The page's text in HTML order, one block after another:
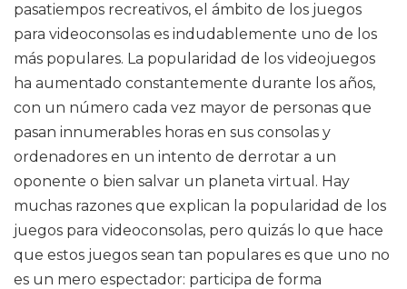
pasatiempos recreativos, el ámbito de los juegos
para videoconsolas es indudablemente uno de los
más populares. La popularidad de los videojuegos
ha aumentado constantemente durante los años,
con un número cada vez mayor de personas que
pasan innumerables horas en sus consolas y
ordenadores en un intento de derrotar a un
oponente o bien salvar un planeta virtual. Hay
muchas razones que explican la popularidad de los
juegos para videoconsolas, pero quizás lo que hace
que estos juegos sean tan populares es que uno no
es un mero espectador: participa de forma